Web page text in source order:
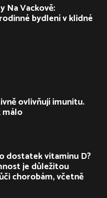
Na Vackově:
bydlení v klidné
ovlivňují imunitu.
málo
dostatek vitaminu D?
je důležitou
chorobám, včetně